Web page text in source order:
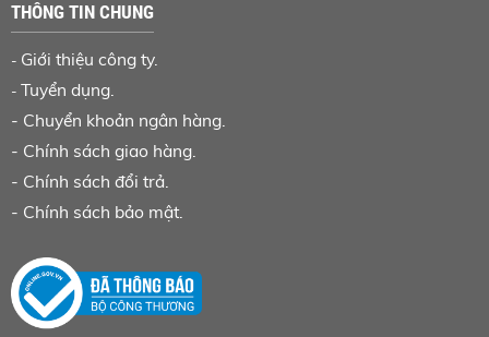
THÔNG TIN CHUNG
- Giới thiệu công ty.
- Tuyển dụng.
- Chuyển khoản ngân hàng.
- Chính sách giao hàng.
- Chính sách đổi trả.
- Chính sách bảo mật.